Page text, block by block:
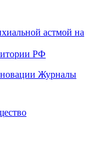
астмой на
РФ
Журналы